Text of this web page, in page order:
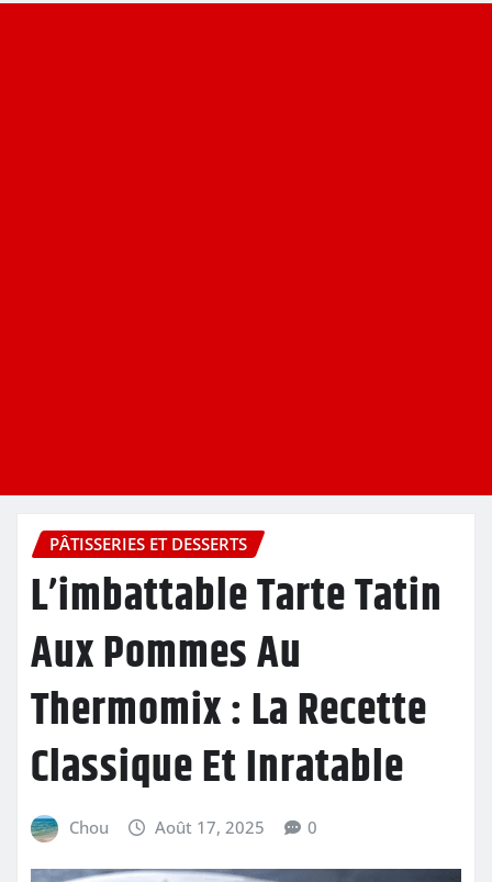
PÂTISSERIES ET DESSERTS
L’imbattable Tarte Tatin
Aux Pommes Au
Thermomix : La Recette
Classique Et Inratable
Chou Août 17, 2025 0